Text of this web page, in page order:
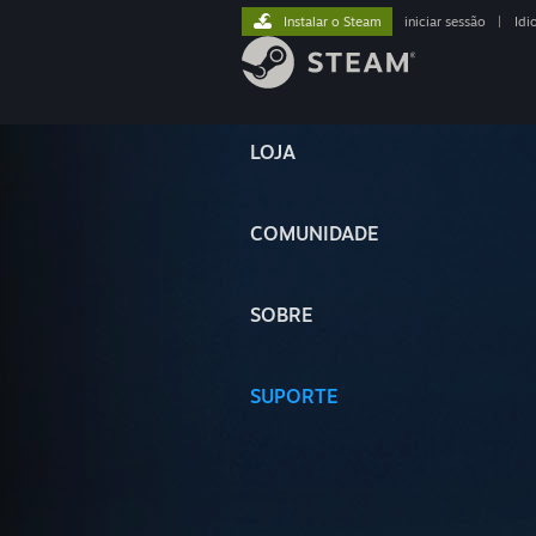
LOJA
COMUNIDADE
SOBRE
SUPORTE
Instalar o Steam iniciar sessão